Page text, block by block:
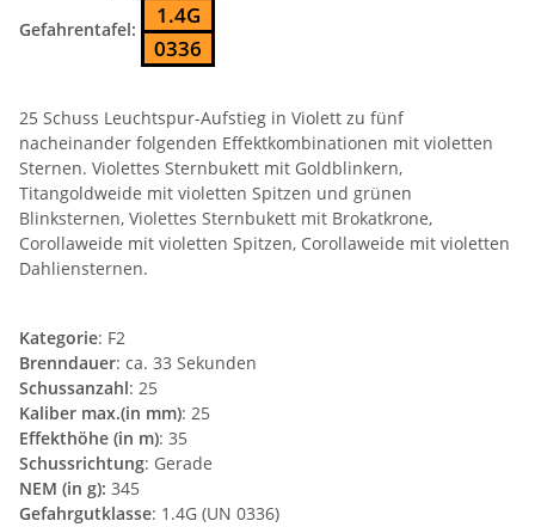
Gefahrentafel:
1.4G
0336
25 Schuss Leuchtspur-Aufstieg in Violett zu fünf
nacheinander folgenden Effektkombinationen mit violetten
Sternen. Violettes Sternbukett mit Goldblinkern,
Titangoldweide mit violetten Spitzen und grünen
Blinksternen, Violettes Sternbukett mit Brokatkrone,
Corollaweide mit violetten Spitzen, Corollaweide mit violetten
Dahliensternen.
Kategorie: F2
Brenndauer: ca. 33 Sekunden
Schussanzahl: 25
Kaliber max.(in mm): 25
Effekthöhe (in m): 35
Schussrichtung: Gerade
NEM (in g): 345
Gefahrgutklasse: 1.4G (UN 0336)